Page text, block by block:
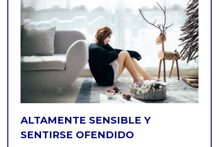
ALTAMENTE SENSIBLE Y
SENTIRSE OFENDIDO